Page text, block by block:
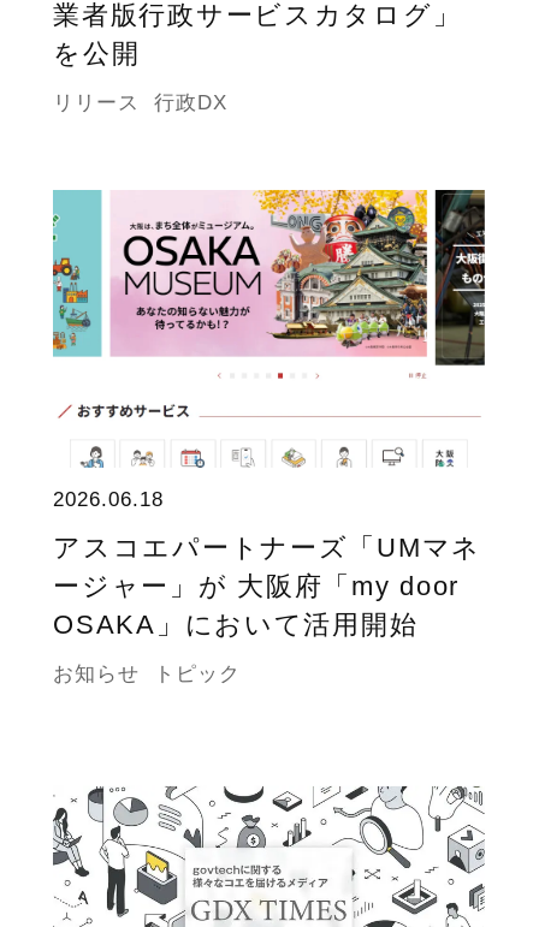
業者版行政サービスカタログ」
を公開
リリース 行政DX
2026.06.18
アスコエパートナーズ「UMマネ
ージャー」が 大阪府「my door
OSAKA」において活用開始
お知らせ トピック